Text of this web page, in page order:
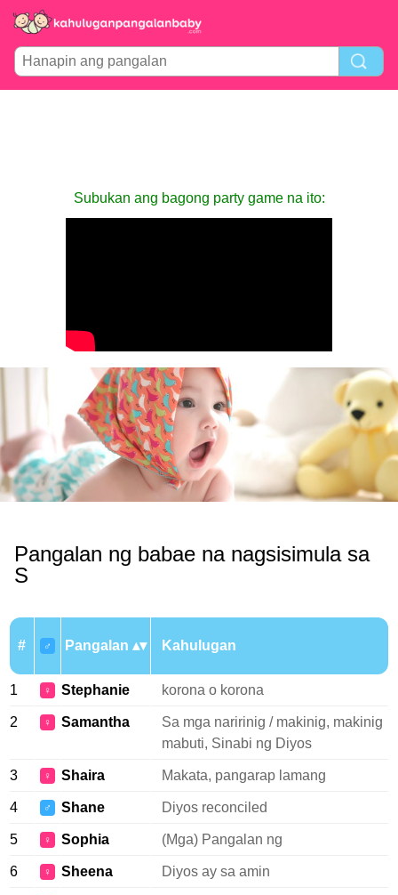
Subukan ang bagong party game na ito:
Pangalan ng babae na nagsisimula sa
S
# ♂ Pangalan Kahulugan
1 ♀ Stephanie korona o korona
2 ♀ Samantha
Sa mga naririnig / makinig, makinig
mabuti, Sinabi ng Diyos
3 ♀ Shaira Makata, pangarap lamang
4 ♂ Shane Diyos reconciled
5 ♀ Sophia (Mga) Pangalan ng
6 ♀ Sheena Diyos ay sa amin